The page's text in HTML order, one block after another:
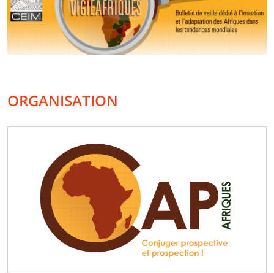
ORGANISATION